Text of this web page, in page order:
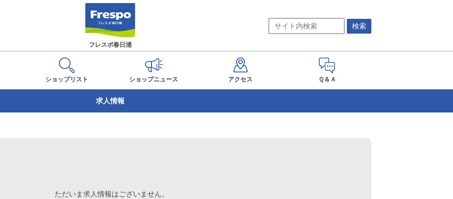
フレスポ春日浦
ショップリスト ショップニュース アクセス Ｑ＆Ａ
求人情報
ただいま求人情報はございません。